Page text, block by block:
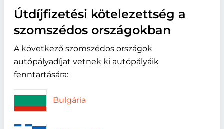
Útdíjfizetési kötelezettség a
szomszédos országokban
A következő szomszédos országok
autópályadíjat vetnek ki autópályáik
fenntartására:
Bulgária